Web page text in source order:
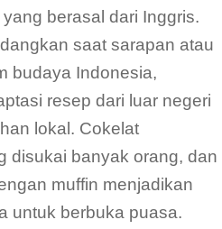
berasal dari Inggris.
saat sarapan atau
budaya Indonesia,
resep dari luar negeri
lokal. Cokelat
disukai banyak orang, dan
muffin menjadikan
untuk berbuka puasa.